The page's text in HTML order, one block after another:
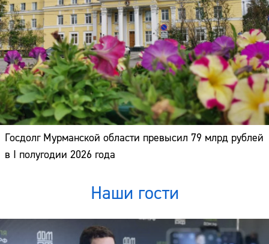
Госдолг Мурманской области превысил 79 млрд рублей
в I полугодии 2026 года
Наши гости